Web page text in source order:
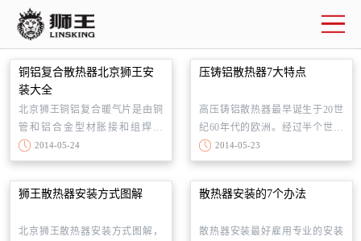
铜铝复合散热器北京狮王安
装大全
北京狮王铜铝复合暖气片是由铜
管和铝合金型材胀接和组焊而
成。铜水道具有抗氧化腐蚀能力
强的特点，几乎适合所有热水采
暖系统；铝型材散热性能好、金
属热强度高、重量轻；外表面采
观，装饰效果好。铜铝复合暖气
2014-05-24
压铸铝散热器7大特点
高压铸铝散热器最早诞生于20世
纪60年代的欧洲。经过半个世纪
的实践应用和技术革新，以其优
异的综合性价比优势始终稳居世
界顶级采暖散热器之列，已在欧
洲广泛应用，成为各类传统散热
2014-05-23
狮王散热器安装方式图解
北京狮王散热器安装方式图解，
散热器安装的7个办法
散热器安装最好雇用专业的安装